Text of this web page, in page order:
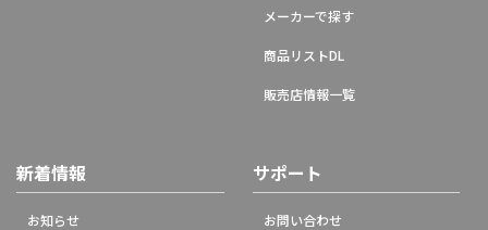
メーカーで探す
商品リストDL
販売店情報一覧
新着情報
お知らせ
サポート
お問い合わせ